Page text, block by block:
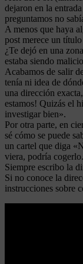
dejaron en la
preguntamos no
A menos que haya
post merece un
¿Te dejó en una
estaba siendo
Acabamos de salir
tenía ni idea de
una dirección
estamos! Quizás el
investigar bien».
Por otra parte, en
sé cómo se puede
un cartel que diga
viera, podría cogerlo.
Siempre escribo la
Si no conoce la
instrucciones sobre